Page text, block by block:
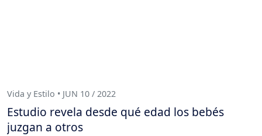
Vida y Estilo • JUN 10 / 2022
Estudio revela desde qué edad los bebés
juzgan a otros